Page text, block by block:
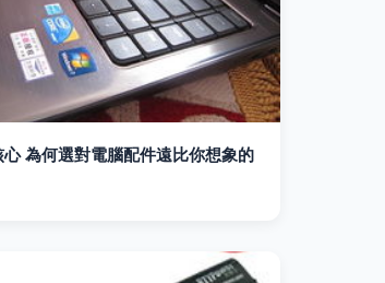
為何選對電腦配件遠比你想象的